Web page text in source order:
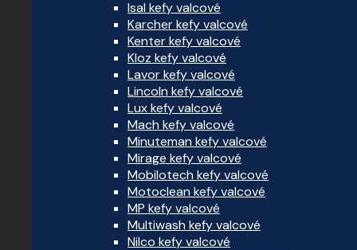
Isal kefy valcové
Karcher kefy valcové
Kenter kefy valcové
Kloz kefy valcové
Lavor kefy valcové
Lincoln kefy valcové
Lux kefy valcové
Mach kefy valcové
Minuteman kefy valcové
Mirage kefy valcové
Mobilotech kefy valcové
Motoclean kefy valcové
MP kefy valcové
Multiwash kefy valcové
Nilco kefy valcové